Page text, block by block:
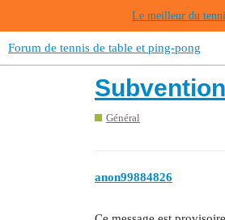
Le meilleur du
Forum de tennis de table et ping-pong
Général
anon99884826